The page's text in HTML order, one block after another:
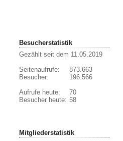
Besucherstatistik
Gezählt seit dem 11.05.2019
Seitenaufrufe:
Besucher:
Aufrufe heute:
Besucher heute:
873.663
196.566
70
58
Mitgliederstatistik